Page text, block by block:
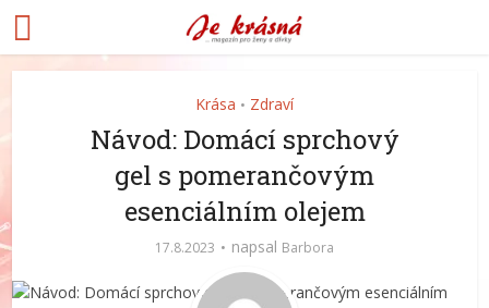
Krása • Zdraví
Návod: Domácí sprchový
gel s pomerančovým
esenciálním olejem
17.8.2023 napsal Barbora